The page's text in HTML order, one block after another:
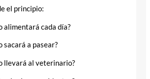
el principio:
alimentará cada día?
sacará a pasear?
llevará al veterinario?